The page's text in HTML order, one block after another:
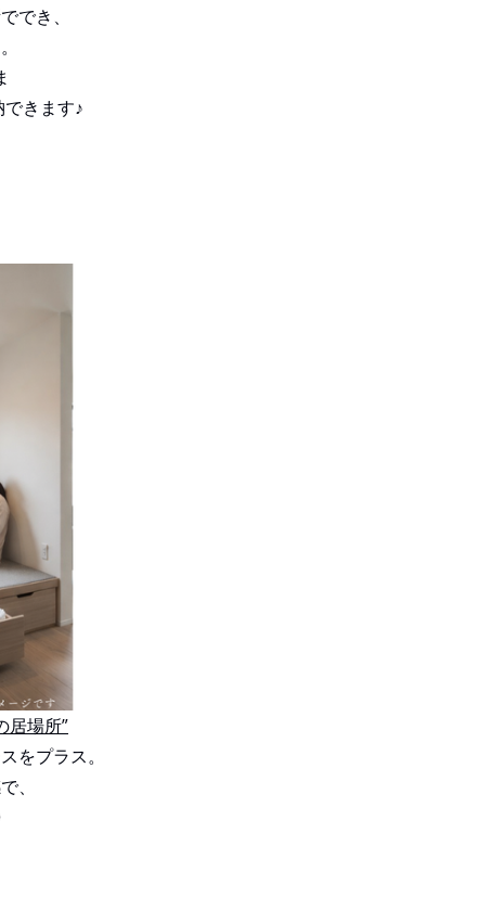
でき、
きます♪
居場所”
をプラス。
、